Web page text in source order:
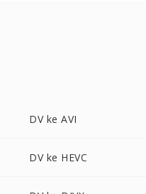
DV ke AVI
DV ke HEVC